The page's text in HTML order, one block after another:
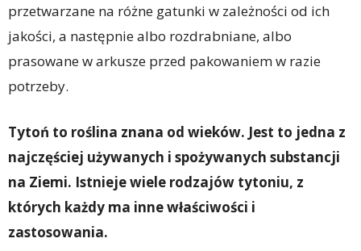
przetwarzane na różne gatunki w zależności od ich
jakości, a następnie albo rozdrabniane, albo
prasowane w arkusze przed pakowaniem w razie
potrzeby.
Tytoń to roślina znana od wieków. Jest to jedna z
najczęściej używanych i spożywanych substancji
na Ziemi. Istnieje wiele rodzajów tytoniu, z
których każdy ma inne właściwości i
zastosowania.